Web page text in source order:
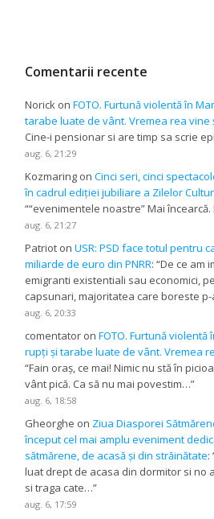
Comentarii recente
Norick onFOTO. Furtună violentă în
tarabe luate de vânt. Vremea rea vine
Cine-i pensionar si are timp sa scrie
aug. 6, 21:29
Kozmaring onCinci seri, cinci
în cadrul ediției jubiliare a Zilelor
““evenimentele noastre” Mai
aug. 6, 21:27
Patriot onUSR: PSD face totul pentru
miliarde de euro din PNRR: “De ce am
emigranti existentiali sau economici,
capsunari, majoritatea care boreste
aug. 6, 20:33
comentator onFOTO. Furtună violentă
rupți și tarabe luate de vânt. Vremea
“Fain oraș, ce mai! Nimic nu stă în
vânt pică. Ca să nu mai povestim…”
aug. 6, 18:58
Gheorghe on Ziua Diasporei
început cel mai amplu eveniment
sătmărene, de acasă și din străinătate:
luat drept de acasa din dormitor si no
si traga cate…”
aug. 6, 17:59